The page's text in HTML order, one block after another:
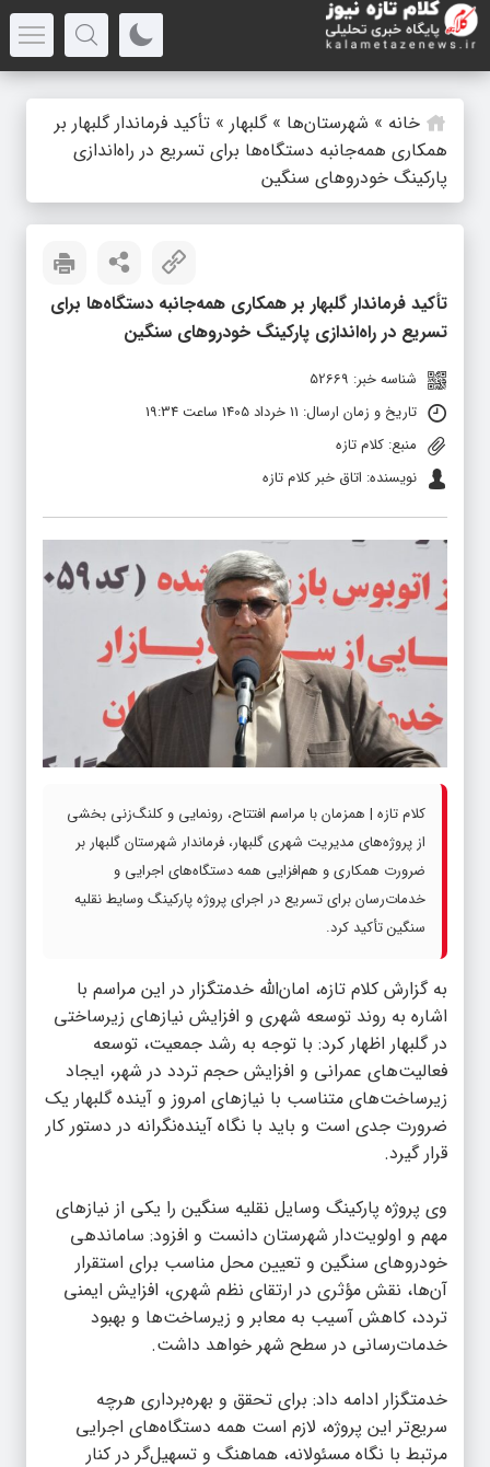
خانه » شهرستان‌ها »گلبهار » تأکید فرماندار گلبهار بر
همکاری همه‌جانبه دستگاه‌ها برای تسریع در راه‌اندازی
پارکینگ خودروهای سنگین
تأکید فرماندار گلبهار بر همکاری همه‌جانبه دستگاه‌ها برای
تسریع در راه‌اندازی پارکینگ خودروهای سنگین
شناسه خبر: 52669
تاریخ و زمان ارسال: 11 خرداد 1405 ساعت 19:34
منبع: کلام تازه
نویسنده: اتاق خبر کلام تازه
کلام تازه | همزمان با مراسم افتتاح، رونمایی و کلنگ‌زنی بخشی
از پروژه‌های مدیریت شهری گلبهار، فرماندار شهرستان گلبهار بر
ضرورت همکاری و هم‌افزایی همه دستگاه‌های اجرایی و
خدمات‌رسان برای تسریع در اجرای پروژه پارکینگ وسایط نقلیه
سنگین تأکید کرد.
به گزارش کلام تازه، امان‌الله خدمتگزار در این مراسم با
اشاره به روند توسعه شهری و افزایش نیازهای زیرساختی
در گلبهار اظهار کرد: با توجه به رشد جمعیت، توسعه
فعالیت‌های عمرانی و افزایش حجم تردد در شهر، ایجاد
زیرساخت‌های متناسب با نیازهای امروز و آینده گلبهار یک
ضرورت جدی است و باید با نگاه آینده‌نگرانه در دستور کار
قرار گیرد.
وی پروژه پارکینگ وسایل نقلیه سنگین را یکی از نیازهای
مهم و اولویت‌دار شهرستان دانست و افزود: ساماندهی
خودروهای سنگین و تعیین محل مناسب برای استقرار
آن‌ها، نقش مؤثری در ارتقای نظم شهری، افزایش ایمنی
تردد، کاهش آسیب به معابر و زیرساخت‌ها و بهبود
خدمات‌رسانی در سطح شهر خواهد داشت.
خدمتگزار ادامه داد: برای تحقق و بهره‌برداری هرچه
سریع‌تر این پروژه، لازم است همه دستگاه‌های اجرایی
مرتبط با نگاه مسئولانه، هماهنگ و تسهیل‌گر در کنار